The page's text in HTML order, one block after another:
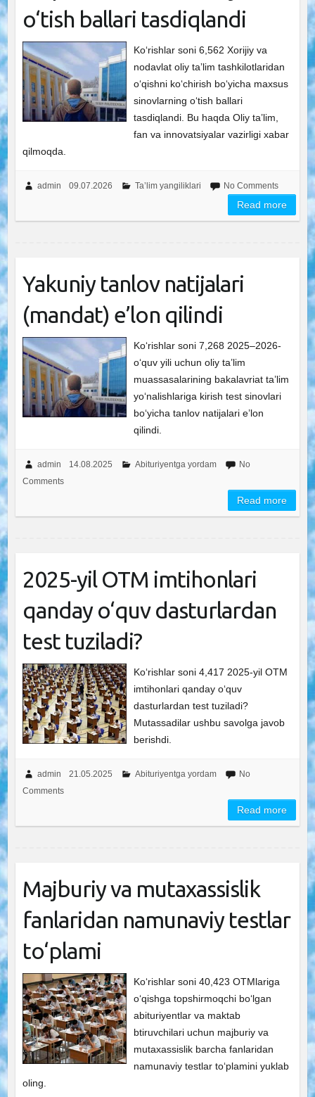
o‘tish ballari tasdiqlandi
Ko‘rishlar soni 6,562 Xorijiy va
nodavlat oliy taʼlim tashkilotlaridan
oʻqishni koʻchirish boʻyicha maxsus
sinovlarning oʻtish ballari
tasdiqlandi. Bu haqda Oliy ta’lim,
fan va innovatsiyalar vazirligi xabar
qilmoqda.
admin 09.07.2026 Ta’lim yangiliklari No Comments
Read more
Yakuniy tanlov natijalari
(mandat) e’lon qilindi
Ko‘rishlar soni 7,268 2025–2026-
o‘quv yili uchun oliy ta’lim
muassasalarining bakalavriat ta’lim
yo‘nalishlariga kirish test sinovlari
bo‘yicha tanlov natijalari e’lon
qilindi.
admin 14.08.2025 Abituriyentga yordam
No
Comments
Read more
2025-yil OTM imtihonlari
qanday o‘quv dasturlardan
test tuziladi?
Ko‘rishlar soni 4,417 2025-yil OTM
imtihonlari qanday o‘quv
dasturlardan test tuziladi?
Mutassadilar ushbu savolga javob
berishdi.
admin 21.05.2025 Abituriyentga yordam
No
Comments
Read more
Majburiy va mutaxassislik
fanlaridan namunaviy testlar
to‘plami
Ko‘rishlar soni 40,423 OTMlariga
o‘qishga topshirmoqchi bo‘lgan
abituriyentlar va maktab
btiruvchilari uchun majburiy va
mutaxassislik barcha fanlaridan
namunaviy testlar to‘plamini yuklab
oling.